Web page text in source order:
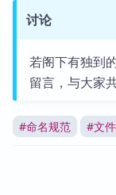
讨论
若阁下有独到
留言，与大家
#命名规范 #文